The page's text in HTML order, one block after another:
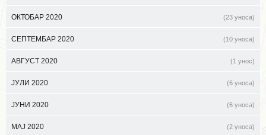
ОКТОБАР 2020 (23 уноса)
СЕПТЕМБАР 2020 (10 уноса)
АВГУСТ 2020 (1 унос)
ЈУЛИ 2020 (6 уноса)
ЈУНИ 2020 (6 уноса)
МАЈ 2020 (2 уноса)